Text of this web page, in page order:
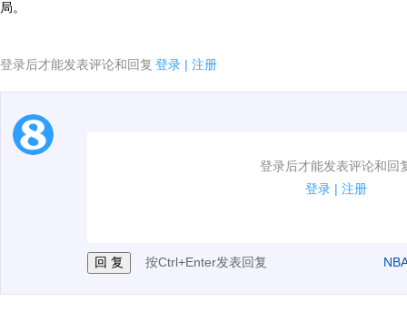
局。
登录后才能发表评论和回复 登录 | 注册
登录后才能发表评论和回
登录 | 注册
1.电脑端新用户可以发表评论了！
按Ctrl+Enter发表回复